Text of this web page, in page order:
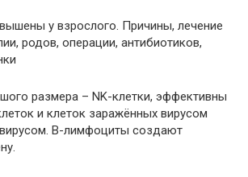
размера – NK-клетки, эффективны
и клеток заражённых вирусом
В-лимфоциты создают